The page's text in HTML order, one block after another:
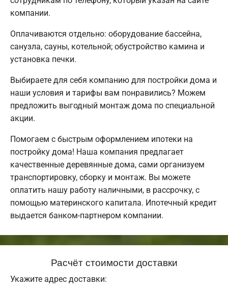
компании.
Оплачиваются отдельно: оборудование бассейна,
санузла, сауны, котельной; обустройство камина и
установка печки.
Выбираете для себя компанию для постройки дома и
наши условия и тарифы вам понравились? Можем
предложить выгодный монтаж дома по специальной
акции.
Помогаем с быстрым оформлением ипотеки на
постройку дома! Наша компания предлагает
качественные деревянные дома, сами организуем
транспортировку, сборку и монтаж. Вы можете
оплатить нашу работу наличными, в рассрочку, с
помощью материнского капитала. Ипотечный кредит
выдается банком-партнером компании.
Расчёт стоимости доставки
Укажите адрес доставки: